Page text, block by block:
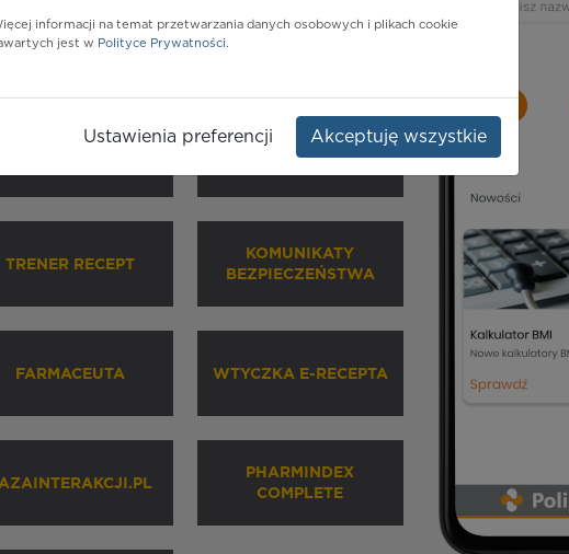
ochrony zdrowia
INHALATORY
TRENER RECEPT
KOMUNIKATY
BEZPIECZEŃSTWA
FARMACEUTA WTYCZKA E-RECEPTA
PHARMINDEX
COMPLETE
informacji na temat przetwarzania danych osobowych i plikach cookie
jest w Polityce Prywatności.
Ustawienia preferencji Akceptuję wszystkie